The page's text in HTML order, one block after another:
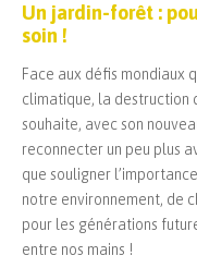
Un jardin-forêt :
soin !
Face aux défis mondiaux
climatique, la destruction
souhaite, avec son
reconnecter un peu plus
que souligner
notre environnement, de
pour les générations
entre nos mains !